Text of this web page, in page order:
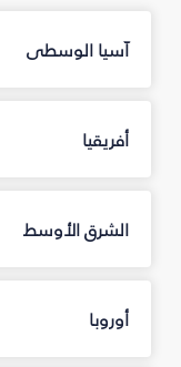
آسيا الوسطى
أفريقيا
الشرق الأوسط
أوروبا